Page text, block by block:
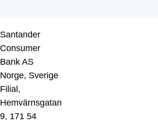
Santander
Consumer
Bank AS
Norge, Sverige
Filial,
Hemvärnsgatan
9, 171 54